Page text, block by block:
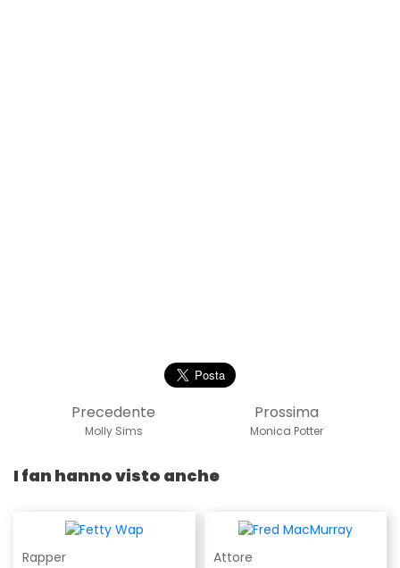
Prossima
Monica Potter
Precedente
Molly Sims
I fan hanno visto anche
Rapper Attore